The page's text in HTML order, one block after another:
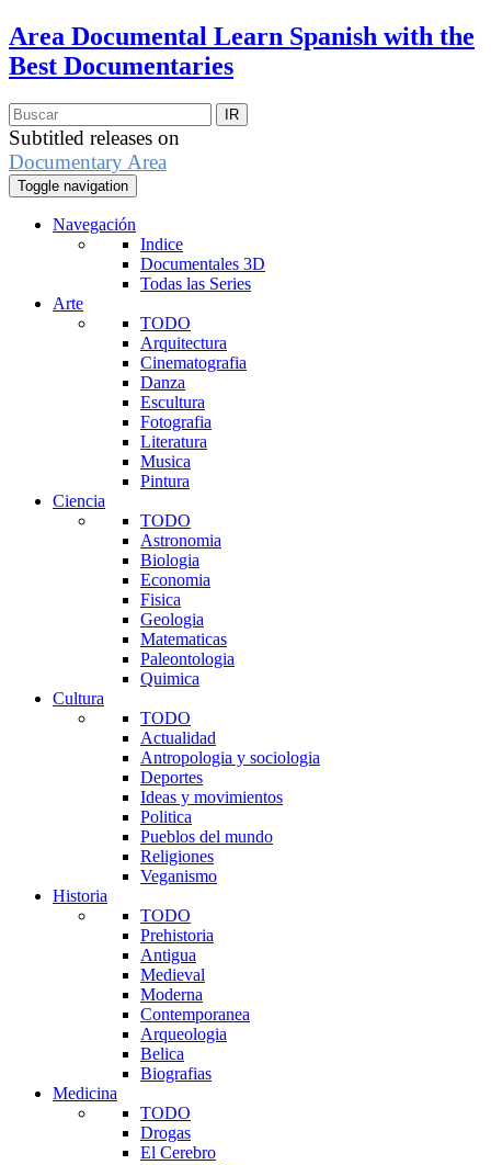
Area Documental Learn Spanish with the
Best Documentaries
Subtitled releases on
Documentary Area
Toggle navigation
Navegación
Indice
Documentales 3D
Todas las Series
Arte
TODO
Arquitectura
Cinematografia
Danza
Escultura
Fotografia
Literatura
Musica
Pintura
Ciencia
TODO
Astronomia
Biologia
Economia
Fisica
Geologia
Matematicas
Paleontologia
Quimica
Cultura
TODO
Actualidad
Antropologia y sociologia
Deportes
Ideas y movimientos
Politica
Pueblos del mundo
Religiones
Veganismo
Historia
TODO
Prehistoria
Antigua
Medieval
Moderna
Contemporanea
Arqueologia
Belica
Biografias
Medicina
TODO
Drogas
El Cerebro